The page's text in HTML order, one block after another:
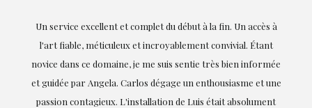
Un service excellent et complet du début à la fin. Un accès à
l'art fiable, méticuleux et incroyablement convivial. Étant
novice dans ce domaine, je me suis sentie très bien informée
et guidée par Angela. Carlos dégage un enthousiasme et une
passion contagieux. L'installation de Luis était absolument